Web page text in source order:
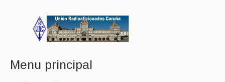
Menu principal